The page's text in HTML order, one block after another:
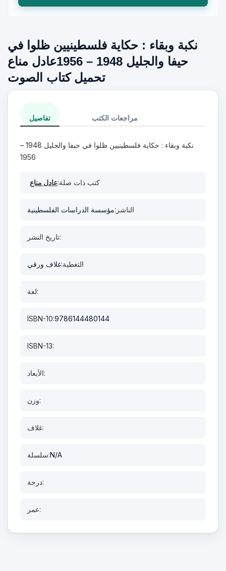
نكبة وبقاء : حكاية فلسطينيين ظلوا في
حيفا والجليل 1948 – 1956عادل مناع
تحميل كتاب الصوت
تفاصيل مراجعات الكتب
نكبة وبقاء : حكاية فلسطينيين ظلوا في حيفا والجليل 1948 –
1956
كتب ذات صلة:عادل مناع
الناشر:مؤسسة الدراسات الفلسطينية
تاريخ النشر:
التغطية:غلاف ورقي
لغة:
ISBN-10:9786144480144
ISBN-13:
الأبعاد:
وزن:
غلاف:
سلسلة:N/A
درجة:
عمر: